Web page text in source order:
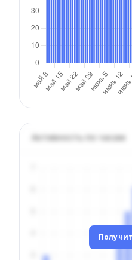
Активность по часам